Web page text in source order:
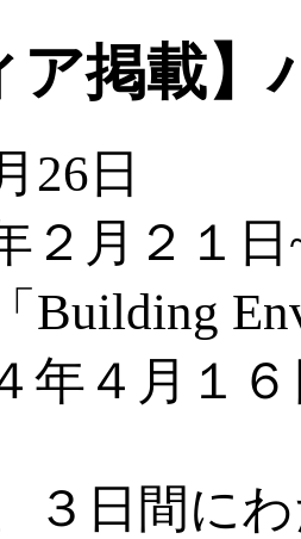
ア掲載
26日
２月２１
Building
年４月１
３日間に